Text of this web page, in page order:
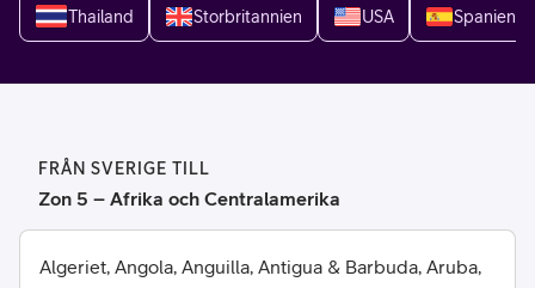
Thailand Storbritannien USA Spanien
FRÅN SVERIGE TILL
Zon 5 – Afrika och Centralamerika
Algeriet, Angola, Anguilla, Antigua & Barbuda, Aruba,